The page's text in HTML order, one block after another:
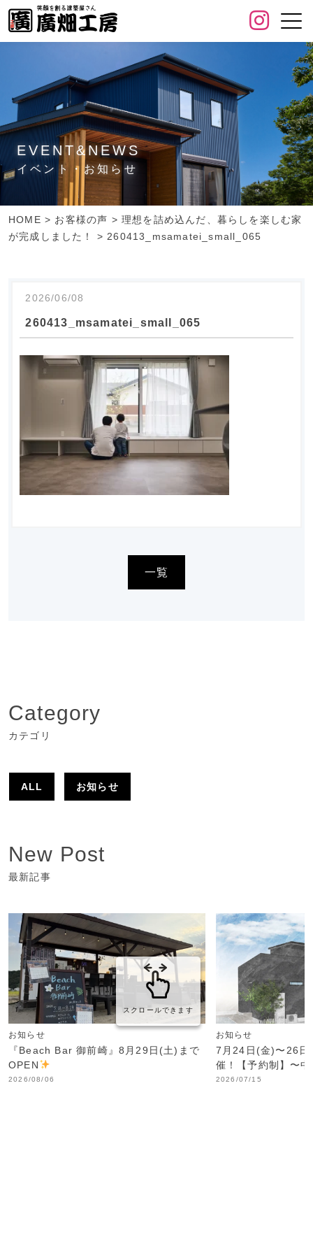
EVENT&NEWS
イベント・お知らせ
HOME > お客様の声 >理想を詰め込んだ、暮らしを楽しむ家
が完成しました！
> 260413_msamatei_small_065
260413_msamatei_small_065
2026/06/08
一覧
Category
カテゴリ
ALL お知らせ
New Post
最新記事
『Beach Bar 御前崎』8月29日(土)まで
OPEN
お知らせ
2026/08/06
7月24日(金)〜26日
催！【予約制】〜
お知らせ
2026/07/15
スクロールできます